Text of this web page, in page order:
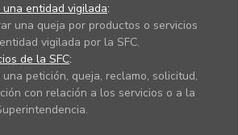
entidad vigilada:
una queja por productos o servicios
vigilada por la SFC.
de la SFC:
petición, queja, reclamo, solicitud,
con relación a los servicios o a la